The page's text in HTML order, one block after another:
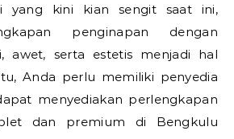
yang kini kian sengit saat ini,
penginapan dengan
awet, serta estetis menjadi hal
Anda perlu memiliki penyedia
menyediakan perlengkapan
dan premium di Bengkulu